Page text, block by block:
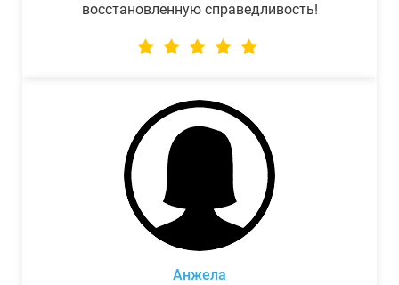
восстановленную справедливость!
Анжела